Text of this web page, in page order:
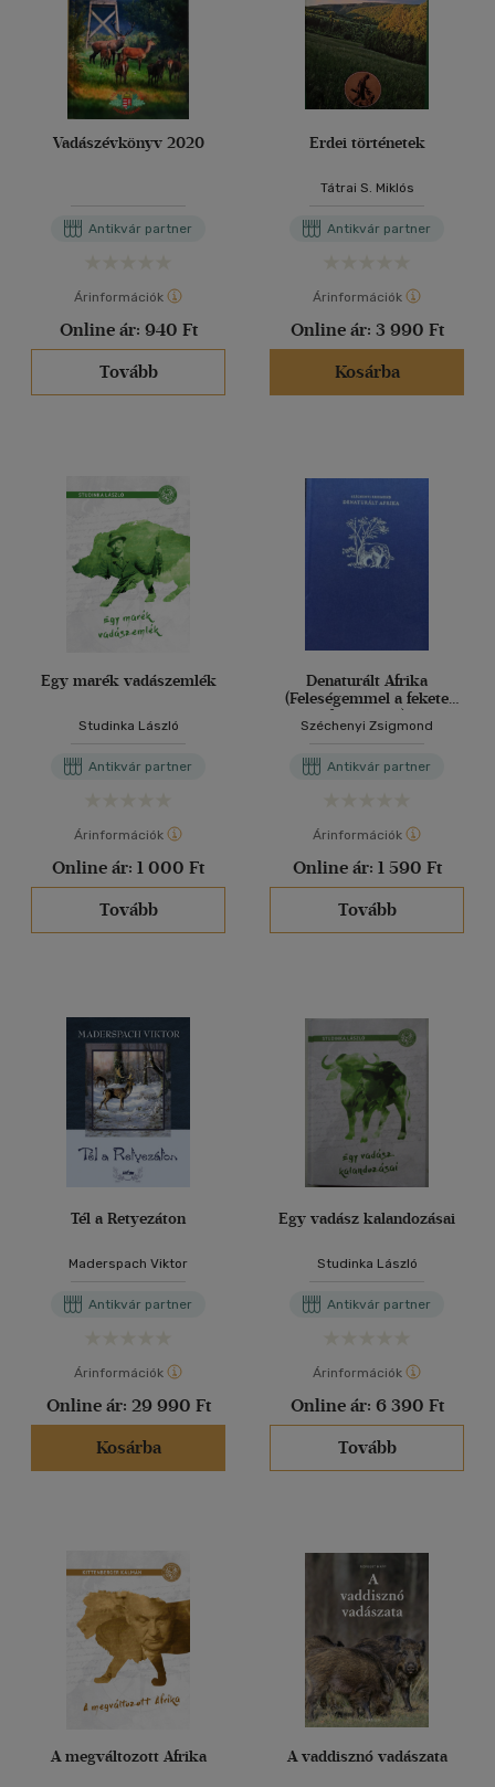
Vadászévkönyv 2020
Antikvár partner
Árinformációk
Online ár: 940 Ft
Tovább
Erdei történetek
Tátrai S. Miklós
Antikvár partner
Árinformációk
Online ár: 3 990 Ft
Kosárba
Egy marék vadászemlék
Studinka László
Antikvár partner
Árinformációk
Online ár: 1 000 Ft
Tovább
Denaturált Afrika
(Feleségemmel a fekete
földrészen)
Széchenyi Zsigmond
Antikvár partner
Árinformációk
Online ár: 1 590 Ft
Tovább
Tél a Retyezáton
Maderspach Viktor
Antikvár partner
Árinformációk
Online ár: 29 990 Ft
Kosárba
Egy vadász kalandozásai
Studinka László
Antikvár partner
Árinformációk
Online ár: 6 390 Ft
Tovább
A megváltozott Afrika A vaddisznó vadászata